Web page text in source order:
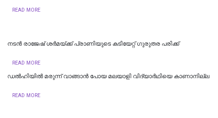
READ MORE
നടൻ രാജേഷ് ശർമയ്ക്ക് പ്രാണിയുടെ കടിയേറ്റ് ഗുരുതര പരിക്ക്
READ MORE
ഡല്‍ഹിയില്‍ മരുന്ന് വാങ്ങാൻ പോയ മലയാളി വിദ്യാർഥിയെ കാണാനില്ല
READ MORE